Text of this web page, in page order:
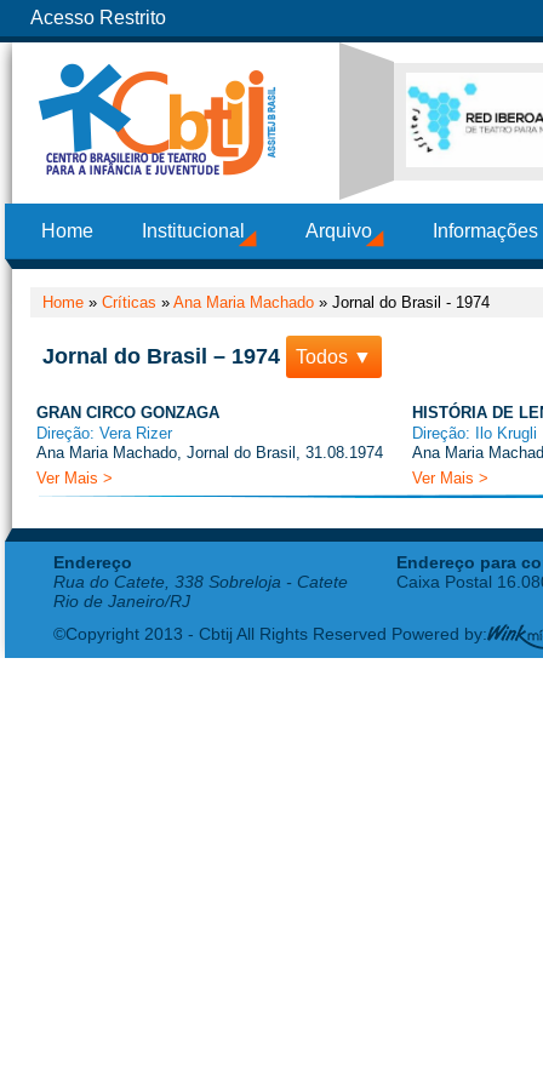
Acesso Restrito
Home Institucional Arquivo
Home » Críticas » Ana Maria Machado » Jornal do Brasil - 1974
Jornal do Brasil – 1974 Todos ▼
GRAN CIRCO GONZAGA
Direção: Vera Rizer
Ana Maria Machado, Jornal do Brasil, 31.08.1974
Ver Mais >
HISTÓRIA DE
Direção: Ilo Krugli
Ana Maria
Ver Mais >
Endereço
Rua do Catete, 338 Sobreloja - Catete
Rio de Janeiro/RJ
Endereço para
Caixa Postal
©Copyright 2013 - Cbtij All Rights Reserved Powered by: